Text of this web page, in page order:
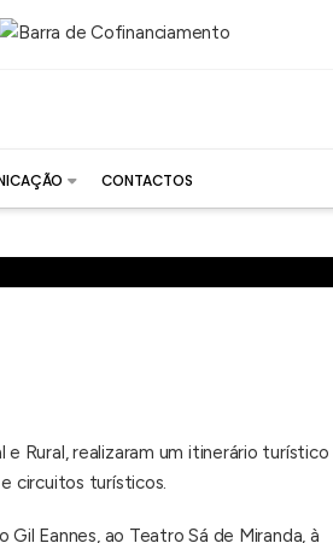
CONTACTOS
Rural, realizaram um itinerário turístico
circuitos turísticos.
Eannes, ao Teatro Sá de Miranda, à